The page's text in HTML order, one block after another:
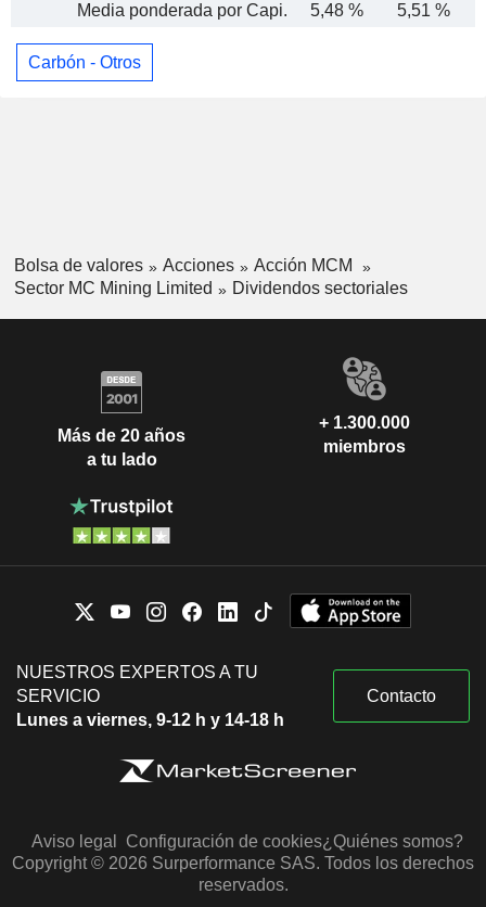
Media ponderada por Capi.
5,48 % 5,51 %
Carbón - Otros
Bolsa de valores Acciones
Acción MCM
Sector MC Mining Limited
Dividendos sectoriales
Más de 20 años
a tu lado
+ 1.300.000
miembros
NUESTROS EXPERTOS A TU
SERVICIO
Lunes a viernes, 9-12 h y 14-18 h
Contacto
Aviso legal Configuración de cookies¿Quiénes somos?
Copyright © 2026 Surperformance SAS. Todos los derechos
reservados.